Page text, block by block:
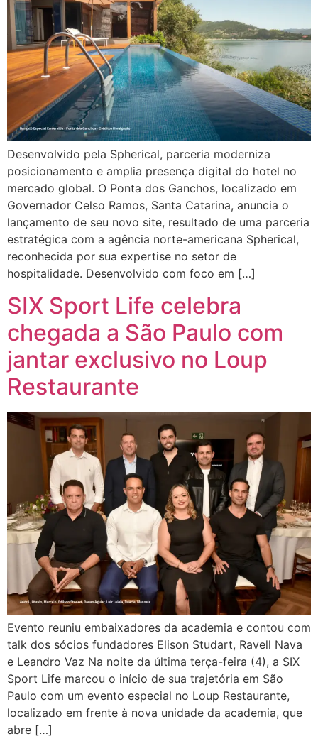
Desenvolvido pela Spherical, parceria moderniza
posicionamento e amplia presença digital do hotel no
mercado global. O Ponta dos Ganchos, localizado em
Governador Celso Ramos, Santa Catarina, anuncia o
lançamento de seu novo site, resultado de uma parceria
estratégica com a agência norte-americana Spherical,
reconhecida por sua expertise no setor de
hospitalidade. Desenvolvido com foco em […]
SIX Sport Life celebra
chegada a São Paulo com
jantar exclusivo no Loup
Restaurante
Evento reuniu embaixadores da academia e contou com
talk dos sócios fundadores Elison Studart, Ravell Nava
e Leandro Vaz Na noite da última terça-feira (4), a SIX
Sport Life marcou o início de sua trajetória em São
Paulo com um evento especial no Loup Restaurante,
localizado em frente à nova unidade da academia, que
abre […]